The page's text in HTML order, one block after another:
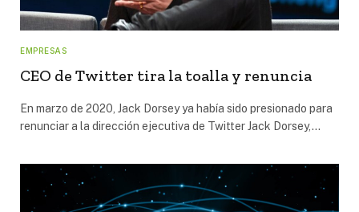
EMPRESAS
CEO de Twitter tira la toalla y renuncia
En marzo de 2020, Jack Dorsey ya había sido presionado para
renunciar a la dirección ejecutiva de Twitter Jack Dorsey,…